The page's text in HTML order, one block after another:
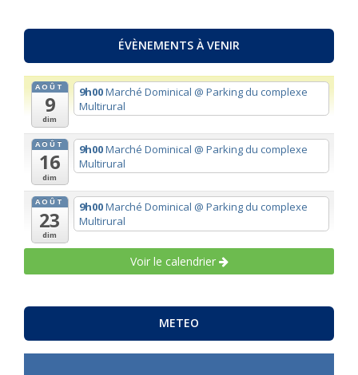
ÉVÈNEMENTS À VENIR
AOÛT
9
dim
9h00Marché Dominical @ Parking du complexe
Multirural
AOÛT
16
dim
9h00Marché Dominical @ Parking du complexe
Multirural
AOÛT
23
dim
9h00Marché Dominical @ Parking du complexe
Multirural
Voir le calendrier
METEO